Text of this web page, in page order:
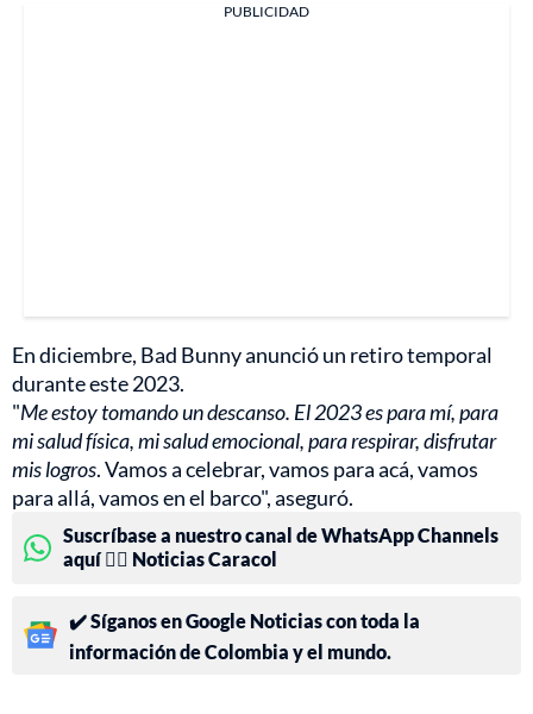
PUBLICIDAD
En diciembre, Bad Bunny anunció un retiro temporal
durante este 2023.
"Me estoy tomando un descanso. El 2023 es para mí, para
mi salud física, mi salud emocional, para respirar, disfrutar
mis logros. Vamos a celebrar, vamos para acá, vamos
para allá, vamos en el barco", aseguró.
Suscríbase a nuestro canal de WhatsApp Channels
aquí 👉🏻 Noticias Caracol
✔️ Síganos en Google Noticias con toda la
información de Colombia y el mundo.